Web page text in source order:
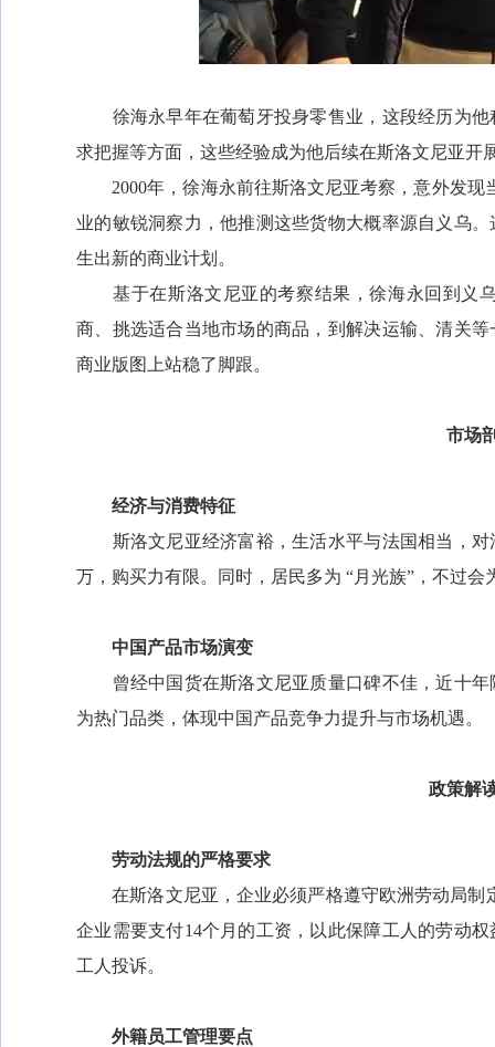
徐海永早年在葡萄牙投身零售业，这段经历为他
求把握等方面，这些经验成为他后续在斯洛文尼亚开
2000年，徐海永前往斯洛文尼亚考察，意外发现
业的敏锐洞察力，他推测这些货物大概率源自义乌
生出新的商业计划。
基于在斯洛文尼亚的考察结果，徐海永回到义乌
商、挑选适合当地市场的商品，到解决运输、清关
商业版图上站稳了脚跟。
市场
经济与消费特征
斯洛文尼亚经济富裕，生活水平与法国相当，对
万，购买力有限。同时，居民多为 “月光族”，不过
中国产品市场演变
曾经中国货在斯洛文尼亚质量口碑不佳，近十年
为热门品类，体现中国产品竞争力提升与市场机遇。
政策解
劳动法规的严格要求
在斯洛文尼亚，企业必须严格遵守欧洲劳动局制
企业需要支付14个月的工资，以此保障工人的劳动
工人投诉。
外籍员工管理要点